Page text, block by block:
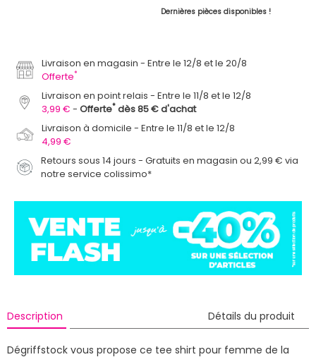
Dernières pièces disponibles !
Livraison en magasin
Entre le 12/8 et le 20/8
Offerte*
Livraison en point relais
Entre le 11/8 et le 12/8
3,99 €
Offerte* dès 85 € d'achat
Livraison à domicile
Entre le 11/8 et le 12/8
4,99 €
Retours sous 14 jours - Gratuits en magasin ou 2,99 € via
notre service colissimo*
Description Détails du produit
Dégriffstock vous propose ce tee shirt pour femme de la